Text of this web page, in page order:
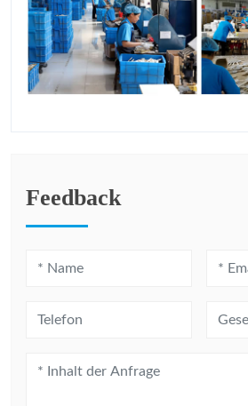
Feedback